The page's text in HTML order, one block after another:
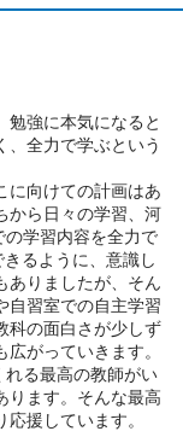
勉強に本気になると
、全力で学ぶという
に向けての計画はあ
から日々の学習、河
学習内容を全力で
るように、意識し
ありましたが、そん
自習室での自主学習
科の面白さが少しず
がっていきます。
る最高の教師がい
ります。そんな最高
援しています。